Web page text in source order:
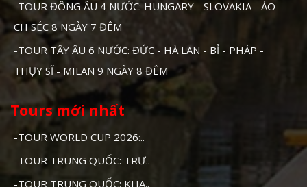
-TOUR ĐÔNG ÂU 4 NƯỚC: HUNGARY - SLOVAKIA - ÁO -
CH SÉC 8 NGÀY 7 ĐÊM
-TOUR TÂY ÂU 6 NƯỚC: ĐỨC - HÀ LAN - BỈ - PHÁP -
THỤY SĨ - MILAN 9 NGÀY 8 ĐÊM
Tours mới nhất
-TOUR WORLD CUP 2026:..
-TOUR TRUNG QUỐC: TRƯ..
-TOUR TRUNG QUỐC: KHA..